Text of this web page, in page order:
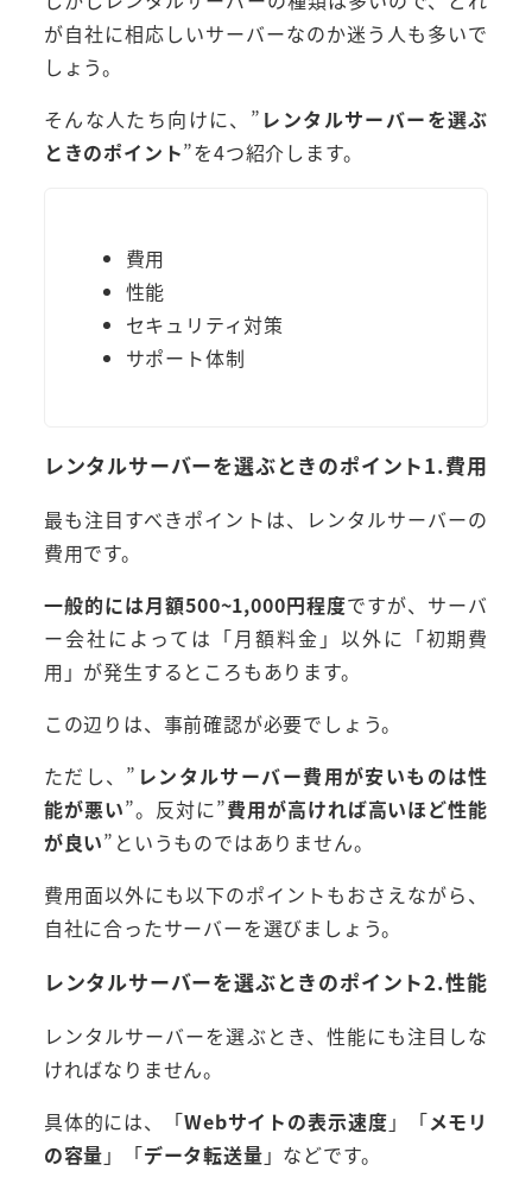
が自社に相応しいサーバーなのか迷う人も多いで
しょう。
そんな人たち向けに、” レンタルサーバーを選ぶ
ときのポイント”を4つ紹介します。
費用
性能
セキュリティ対策
サポート体制
レンタルサーバーを選ぶときのポイント1.費用
最も注目すべきポイントは、レンタルサーバーの
費用です。
一般的には月額500~1,000円程度ですが、サーバ
ー会社によっては「月額料金」以外に「初期費
用」が発生するところもあります。
この辺りは、事前確認が必要でしょう。
ただし、” レンタルサーバー費用が安いものは性
能が悪い”。反対に”費用が高ければ高いほど性能
が良い”というものではありません。
費用面以外にも以下のポイントもおさえながら、
自社に合ったサーバーを選びましょう。
レンタルサーバーを選ぶときのポイント2.性能
レンタルサーバーを選ぶとき、性能にも注目しな
ければなりません。
具体的には、「Webサイトの表示速度 」「メモリ
の容量 」「データ転送量 」などです。